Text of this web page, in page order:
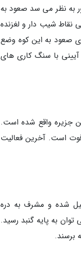
به نظر می سد صعود به
نقاط شیب دار و لغزنده
برای صعود به این کوه وضع
آیینی با سنگ کاری های
جزیره واقع شده است.
هزار تا یک میلیون سال قدمت دارد. مانوالوا یک آتشفشان فعال با ارتفاعی حدود 13679 فوت است. آخرین فعالیت
شده و مشرف به دره
از سطح دریا است و به وسیله یک پیاده روی 14 تا 16 ساعته می توان به پایه گنبد رسید.